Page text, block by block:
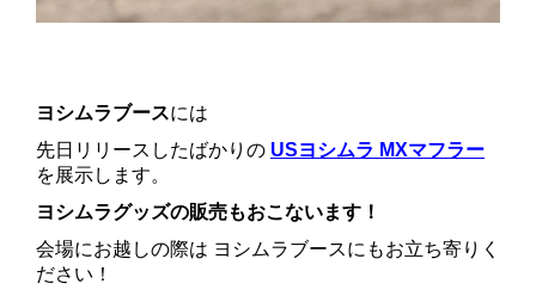
ヨシムラブースには
先日リリースしたばかりの USヨシムラ MXマフラー
を展示します。
ヨシムラグッズの販売もおこないます！
会場にお越しの際は ヨシムラブースにもお立ち寄りく
ださい！